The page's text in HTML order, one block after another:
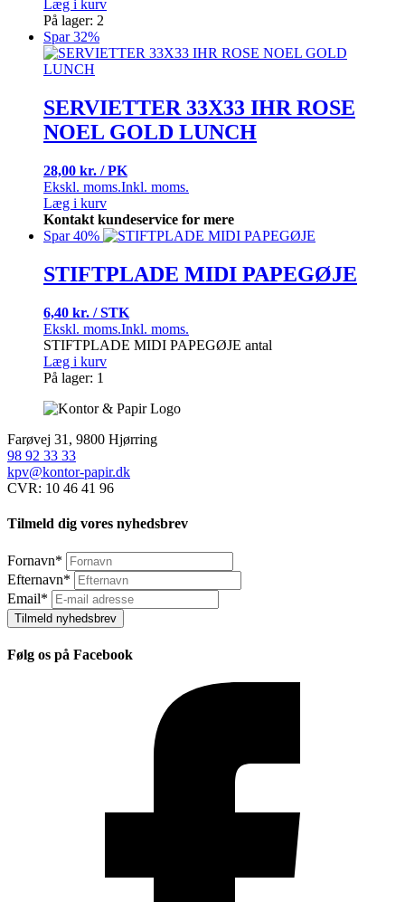
Læg i kurv
På lager: 2
Spar 32%
SERVIETTER 33X33 IHR ROSE
NOEL GOLD LUNCH
28,00 kr. / PK
Ekskl. moms.Inkl. moms.
Læg i kurv
Kontakt kundeservice for mere
Spar 40%
STIFTPLADE MIDI PAPEGØJE
6,40 kr. / STK
Ekskl. moms.Inkl. moms.
STIFTPLADE MIDI PAPEGØJE antal
Læg i kurv
På lager: 1
Farøvej 31, 9800 Hjørring
98 92 33 33
kpv@kontor-papir.dk
CVR: 10 46 41 96
Tilmeld dig vores nyhedsbrev
Fornavn*
Efternavn*
Email*
Tilmeld nyhedsbrev
Følg os på Facebook